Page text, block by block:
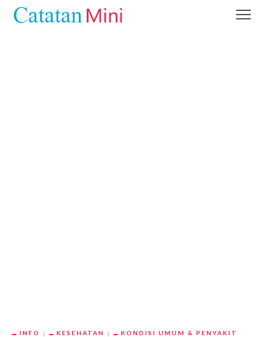
INFO KESEHATAN KONDISI UMUM & PENYAKIT